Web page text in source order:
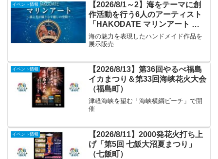
イベント情報
【2026/8/1～2】海をテーマに創
作活動を行う6人のアーティスト
「HAKODATE マリンアート ～
波と光が織りなす癒しの空間～」
海の魅力を表現したハンドメイド作品を
展示販売
イベント情報
【2026/8/13】第36回やるべ福島
イカまつり＆第33回海峡花火大会
（福島町）
津軽海峡を望む「海峡横綱ビーチ」で開
催
イベント情報
【2026/8/11】2000発花火打ち上
げ「第5回 七飯大沼夏まつり」
（七飯町）